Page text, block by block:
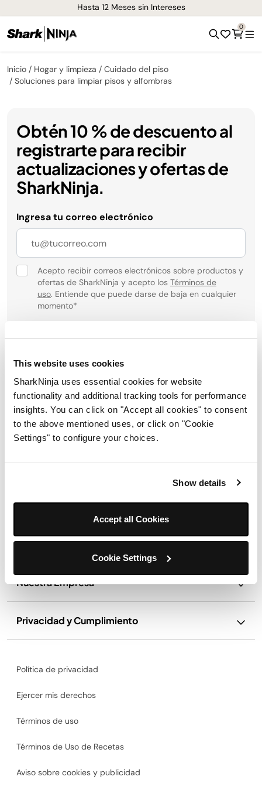
This website uses cookies
SharkNinja uses essential cookies for website
functionality and additional tracking tools for performance
insights. You can click on "Accept all cookies" to consent
to the above mentioned uses, or click on "Cookie
Settings" to configure your choices.
Show details
Accept all Cookies
Cookie Settings
Hasta 12 Meses sin Intereses
0
Inicio Hogar y limpieza
Cuidado del piso
Soluciones para limpiar pisos y alfombras
Nuestra Empresa
Privacidad y Cumplimiento
Obtén 10 % de descuento al
registrarte para recibir
actualizaciones y ofertas de
SharkNinja.
Ingresa tu correo electrónico
Acepto recibir correos electrónicos sobre productos y
ofertas de SharkNinja y acepto los Términos de
uso. Entiende que puede darse de baja en cualquier
momento*
protegemos su información personal, visite nuestra política
Registrarse
Síguenos:
Política de privacidad
Ejercer mis derechos
Términos de uso
Términos de Uso de Recetas
Aviso sobre cookies y publicidad